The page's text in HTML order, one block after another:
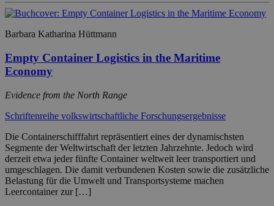
Barbara Katharina Hüttmann
Empty Container Logistics in the Maritime
Economy
Evidence from the North Range
Schriftenreihe volkswirtschaftliche Forschungsergebnisse
Die Containerschifffahrt repräsentiert eines der dynamischsten
Segmente der Weltwirtschaft der letzten Jahrzehnte. Jedoch wird
derzeit etwa jeder fünfte Container weltweit leer transportiert und
umgeschlagen. Die damit verbundenen Kosten sowie die zusätzliche
Belastung für die Umwelt und Transportsysteme machen
Leercontainer zur […]